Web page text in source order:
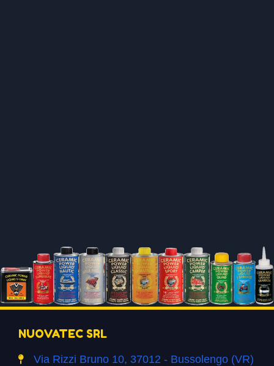
NUOVATEC SRL
Via Rizzi Bruno 10, 37012 - Bussolengo (VR)